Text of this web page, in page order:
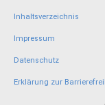
Inhaltsverzeichnis
Impressum
Datenschutz
Erklärung zur